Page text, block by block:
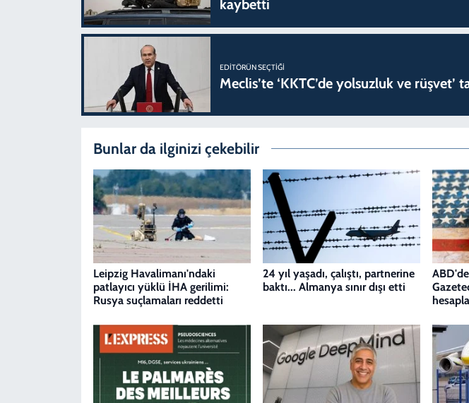
kaybetti
EDITÖRÜN SEÇTIĞI
Meclis’te ‘KKTC’de yolsuzluk ve rüşvet’
Bunlar da ilginizi çekebilir
Leipzig Havalimanı'ndaki
patlayıcı yüklü İHA gerilimi:
Rusya suçlamaları reddetti
24 yıl yaşadı, çalıştı, partnerine
baktı... Almanya sınır dışı etti